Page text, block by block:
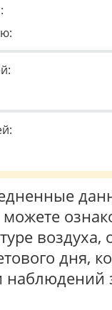
воздуха,
дня,
наблюдений